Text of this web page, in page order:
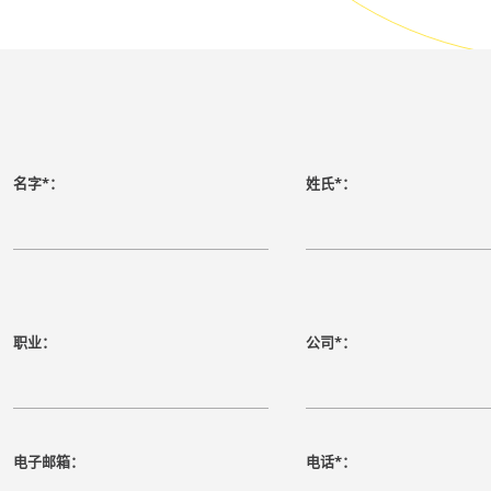
名字*： 姓氏*：
职业： 公司*：
电子邮箱： 电话*：